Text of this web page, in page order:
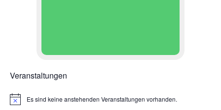
Veranstaltungen
H
Es sind keine anstehenden Veranstaltungen vorhanden.